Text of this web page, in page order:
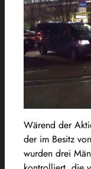
Wärend der
der im Besitz
wurden drei